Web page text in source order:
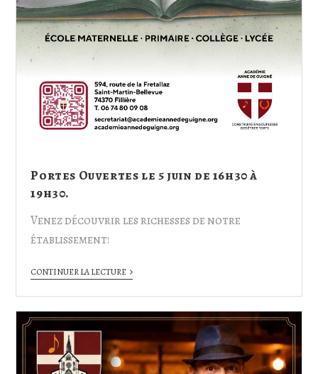
Portes Ouvertes le 5 juin de 16h30 à
19h30.
Venez découvrir les richesses de notre
établissement!
CONTINUER LA LECTURE